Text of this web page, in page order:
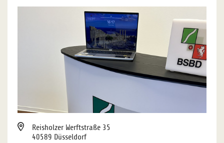
Reisholzer Werftstraße 35
40589 Düsseldorf